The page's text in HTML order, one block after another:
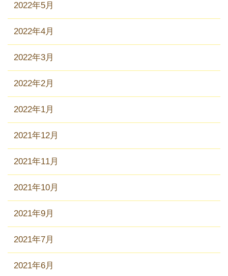
2022年5月
2022年4月
2022年3月
2022年2月
2022年1月
2021年12月
2021年11月
2021年10月
2021年9月
2021年7月
2021年6月